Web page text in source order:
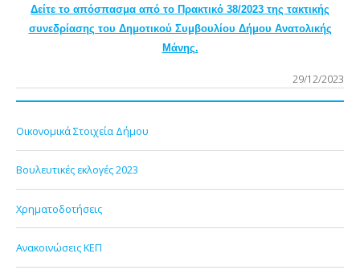
Δείτε το απόσπασμα από το Πρακτικό 38/2023 της τακτικής
συνεδρίασης του Δημοτικού Συμβουλίου Δήμου Ανατολικής
Μάνης.
29/12/2023
Οικονομικά Στοιχεία Δήμου
Βουλευτικές εκλογές 2023
Χρηματοδοτήσεις
Ανακοινώσεις ΚΕΠ